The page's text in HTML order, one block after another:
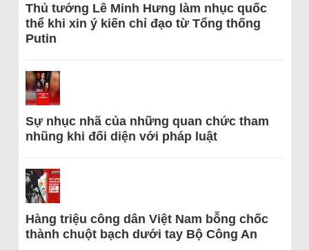
Thủ tướng Lê Minh Hưng làm nhục quốc
thể khi xin ý kiến chỉ đạo từ Tổng thống
Putin
Sự nhục nhã của những quan chức tham
nhũng khi đối diện với pháp luật
Hàng triệu công dân Việt Nam bỗng chốc
thành chuột bạch dưới tay Bộ Công An